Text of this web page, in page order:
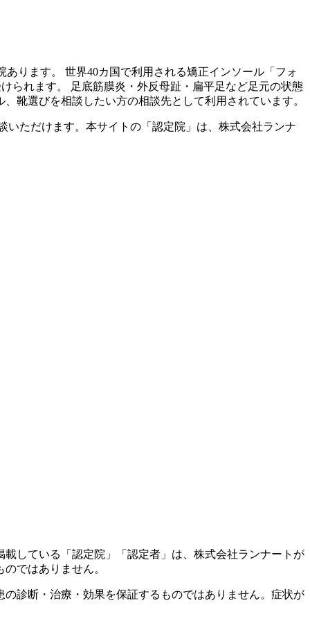
あります。 世界40カ国で利用される矯正インソール「フォ
られます。 足底筋膜炎・外反母趾・扁平足など足元の状態
靴選びを相談したい方の相談先として利用されています。
ただけます。本サイトの「認定院」は、株式会社ランナ
している「認定院」「認定者」は、株式会社ランナートが
ではありません。
診断・治療・効果を保証するものではありません。症状が